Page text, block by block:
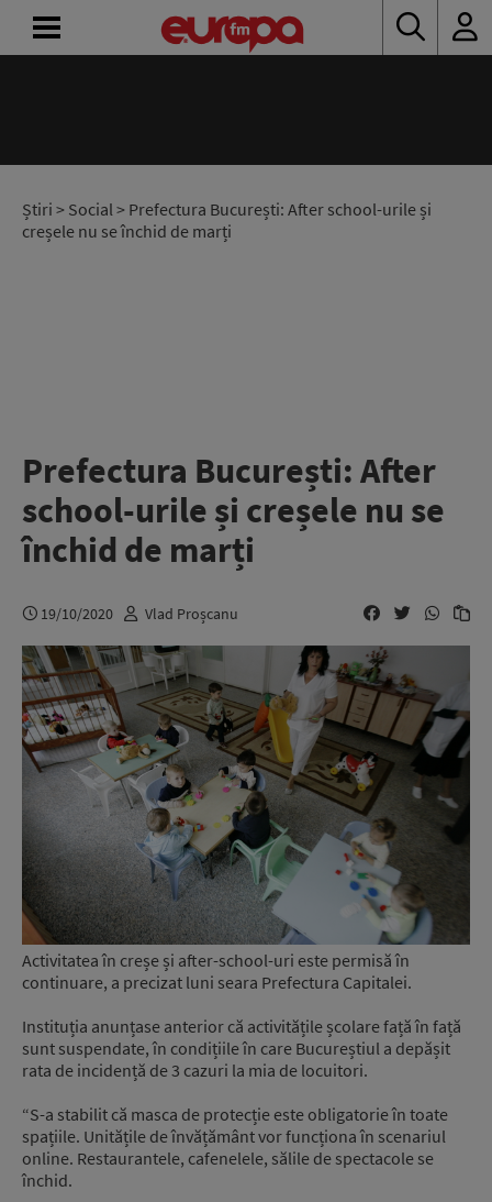
Știri > Social> Prefectura București: After school-urile și
creșele nu se închid de marți
Prefectura București: After
school-urile și creșele nu se
închid de marți
19/10/2020 Vlad Proșcanu
Activitatea în creșe și after-school-uri este permisă în
continuare, a precizat luni seara Prefectura Capitalei.
Instituția anunțase anterior că activitățile școlare față în față
sunt suspendate, în condițiile în care Bucureștiul a depășit
rata de incidență de 3 cazuri la mia de locuitori.
“S-a stabilit că masca de protecție este obligatorie în toate
spațiile. Unitățile de învățământ vor funcționa în scenariul
online. Restaurantele, cafenelele, sălile de spectacole se
închid.
RADIO